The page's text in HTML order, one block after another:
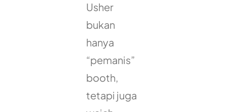
Usher
bukan
hanya
“pemanis”
booth,
tetapi juga